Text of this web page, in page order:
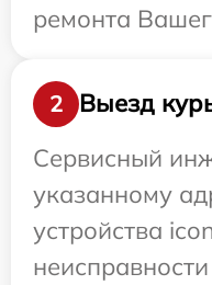
ремонта
2
Выезд
Сервисный
указанному
устройства